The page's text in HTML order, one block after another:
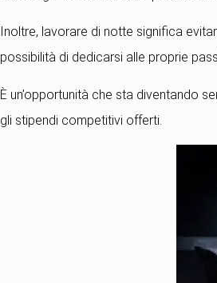
Inoltre, lavorare di notte significa
possibilità di dedicarsi alle proprie
È un’opportunità che sta diventando
gli stipendi competitivi offerti.